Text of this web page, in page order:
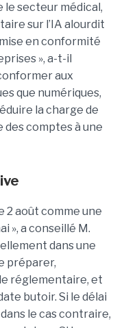
secteur médical,
sur l’IA alourdit
en conformité
», a-t-il
aux
que numériques,
la charge de
comptes à une
2 août comme une
», a conseillé M.
dans une
préparer,
réglementaire, et
butoir. Si le délai
le cas contraire,